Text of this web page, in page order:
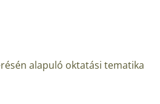
alapuló oktatási tematika